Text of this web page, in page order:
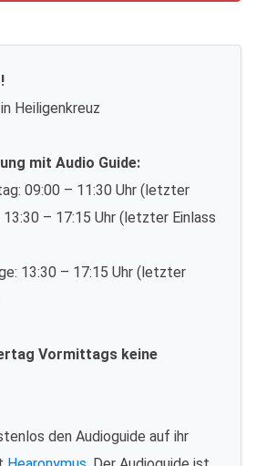
Heiligenkreuz
mit Audio Guide:
09:00 – 11:30 Uhr (letzter
13:30 – 17:15 Uhr (letzter Einlass
13:30 – 17:15 Uhr (letzter
Vormittags keine
den Audioguide auf ihr